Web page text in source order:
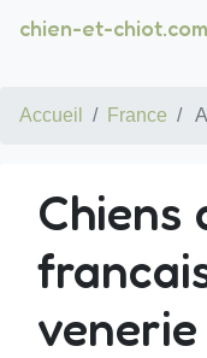
chien-et-chiot.com
Accueil France
Chiens